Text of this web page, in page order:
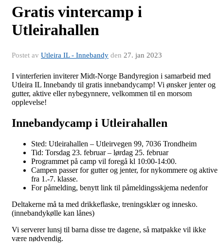
Gratis vintercamp i
Utleirahallen
Postet av Utleira IL - Innebandy den 27. jan 2023
I vinterferien inviterer Midt-Norge Bandyregion i samarbeid med
Utleira IL Innebandy til gratis innebandycamp! Vi ønsker jenter og
gutter, aktive eller nybegynnere, velkommen til en morsom
opplevelse!
Innebandycamp i Utleirahallen
Sted: Utleirahallen – Utleirvegen 99, 7036 Trondheim
Tid: Torsdag 23. februar – lørdag 25. februar
Programmet på camp vil foregå kl 10:00-14:00.
Campen passer for gutter og jenter, for nykommere og aktive
fra 1.-7. klasse.
For påmelding, benytt link til påmeldingsskjema nedenfor
Deltakerne må ta med drikkeflaske, treningsklær og innesko.
(innebandykølle kan lånes)
Vi serverer lunsj til barna disse tre dagene, så matpakke vil ikke
være nødvendig.